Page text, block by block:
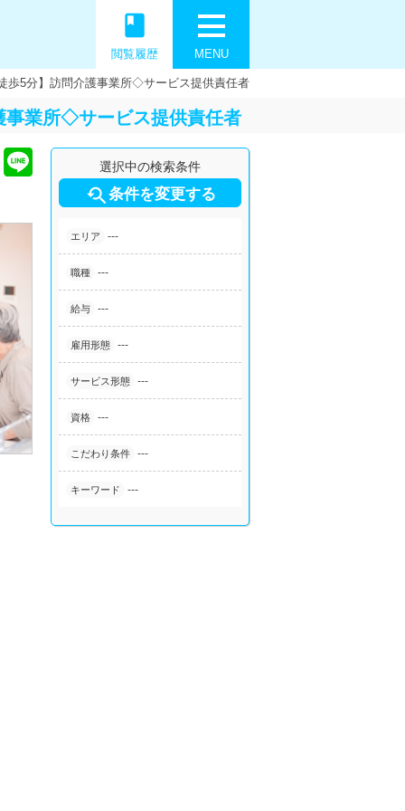
MENU
book
閲覧履歴
5分】訪問介護事業所◇サービス提供責任者
業所◇サービス提供責任者
選択中の検索条件
条件を変更する
エリア ---
職種 ---
給与 ---
雇用形態 ---
サービス形態 ---
資格 ---
こだわり条件 ---
キーワード ---